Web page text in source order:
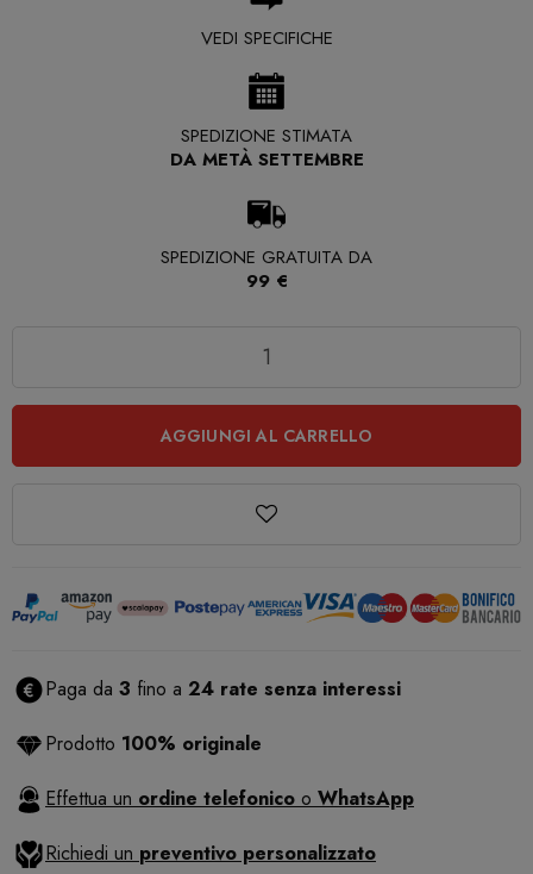
VEDI SPECIFICHE
SPEDIZIONE STIMATA
DA METÀ SETTEMBRE
SPEDIZIONE GRATUITA DA
99 €
AGGIUNGI AL CARRELLO
Paga da 3 fino a 24 rate senza interessi
Prodotto 100% originale
Effettua un ordine telefonico o WhatsApp
Richiedi un preventivo personalizzato